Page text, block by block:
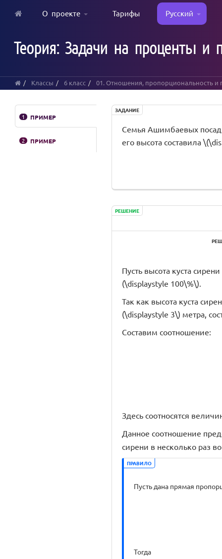
content
О проекте Тарифы Русский
Теория: Задачи на проценты и
Классы 6 класс 01. Отношения, пропорциональность и
1 ПРИМЕР
2 ПРИМЕР
ЗАДАНИЕ
Семья Ашимбаевых
его высота составила
РЕШЕНИЕ
Пусть высота куста
(\displaystyle 100\%\).
Так как высота куста
(\displaystyle 3\) метра,
Составим соотношение:
Здесь соотносятся
Данное соотношение
сирени в несколько раз
ПРАВИЛО
Пусть дана прямая
Тогда